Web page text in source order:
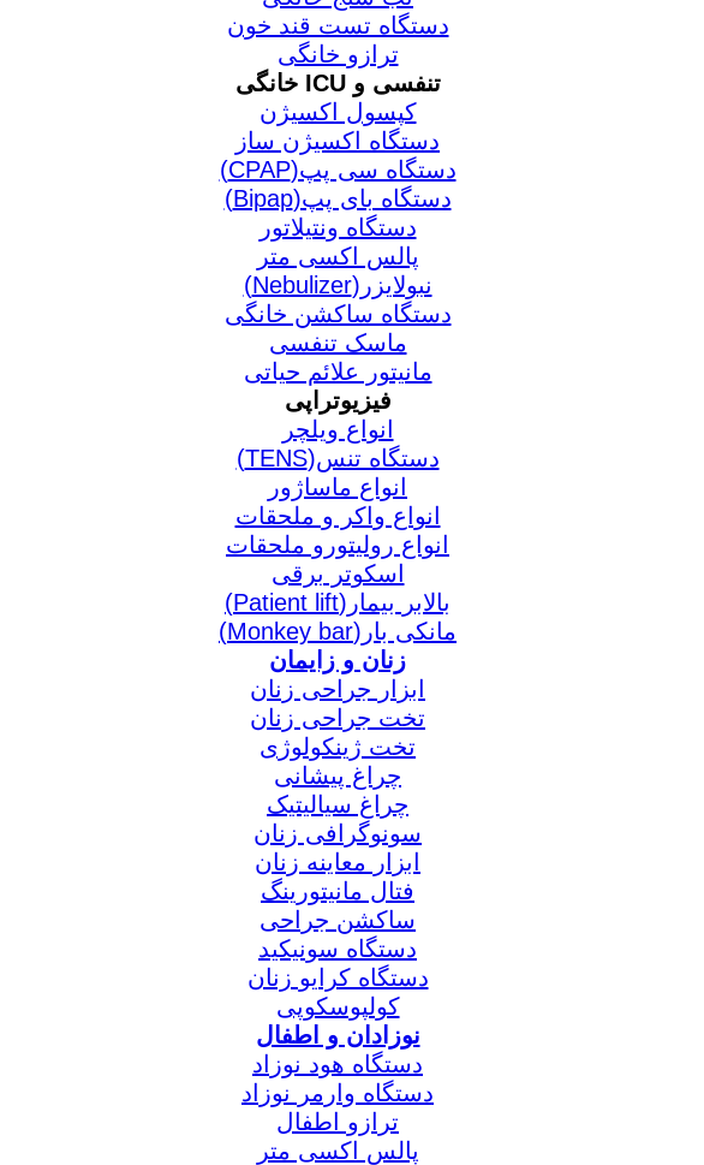
دستگاه تست قند خون
ترازو خانگی
تنفسی و ICU خانگی
کپسول اکسیژن
دستگاه اکسیژن ساز
دستگاه سی پپ(CPAP)
دستگاه بای پپ(Bipap)
دستگاه ونتیلاتور
پالس اکسی متر
نبولایزر(Nebulizer)
دستگاه ساکشن خانگی
ماسک تنفسی
مانیتور علائم حیاتی
فیزیوتراپی
انواع ویلچر
دستگاه تنس(TENS)
انواع ماساژور
انواع واکر و ملحقات
انواع رولیتورو ملحقات
اسکوتر برقی
بالابر بیمار(Patient lift)
مانکی بار(Monkey bar)
زنان و زایمان
ابزار جراحی زنان
تخت جراحی زنان
تخت ژینکولوژی
چراغ پیشانی
چراغ سیالیتیک
سونوگرافی زنان
ابزار معاینه زنان
فتال مانیتورینگ
ساکشن جراحی
دستگاه سونیکید
دستگاه کرایو زنان
کولپوسکوپی
نوزادان و اطفال
دستگاه هود نوزاد
دستگاه وارمر نوزاد
ترازو اطفال
پالس اکسی متر